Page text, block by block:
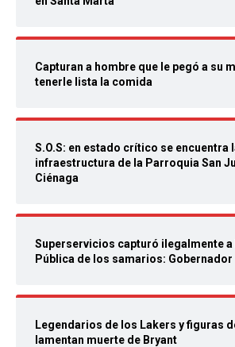
Capturan a hombre que le pegó a su
tenerle lista la comida
S.O.S: en estado crítico se encuentra
infraestructura de la Parroquia San
Ciénaga
Superservicios capturó ilegalmente a
Pública de los samarios: Gobernador
Legendarios de los Lakers y figuras
lamentan muerte de Bryant